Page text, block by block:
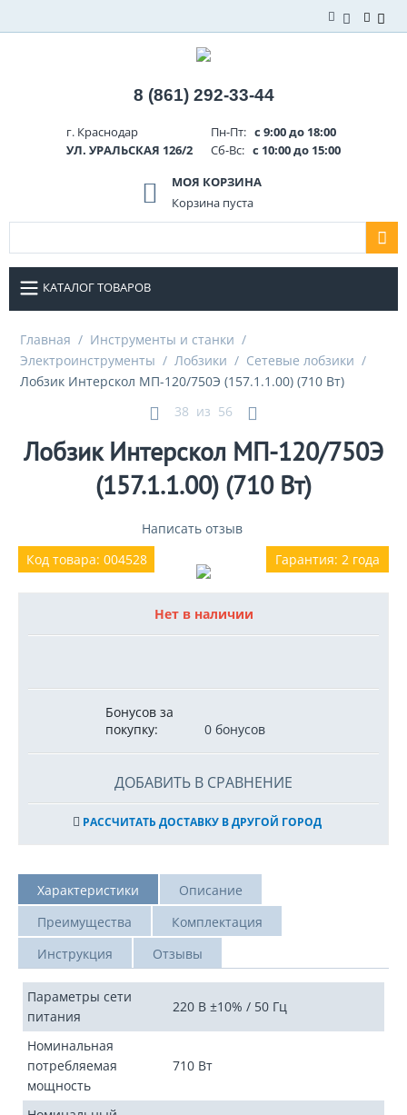
8 (861) 292-33-44
г. Краснодар
УЛ. УРАЛЬСКАЯ 126/2
Пн-Пт: с 9:00 до 18:00
Сб-Вс: с 10:00 до 15:00
МОЯ КОРЗИНА
Корзина пуста
КАТАЛОГ ТОВАРОВ
Главная / Инструменты и станки /
Электроинструменты / Лобзики / Сетевые лобзики /
Лобзик Интерскол МП-120/750Э (157.1.1.00) (710 Вт)
38 из 56
Лобзик Интерскол МП-120/750Э
(157.1.1.00) (710 Вт)
Написать отзыв
Гарантия: 2 года
Код товара: 004528
Нет в наличии
Бонусов за
покупку:
0 бонусов
ДОБАВИТЬ В СРАВНЕНИЕ
РАССЧИТАТЬ ДОСТАВКУ В ДРУГОЙ ГОРОД
Характеристики
Описание
Преимущества
Комплектация
Инструкция
Отзывы
Параметры сети
питания
220 В ±10% / 50 Гц
Номинальная
потребляемая
мощность
710 Вт